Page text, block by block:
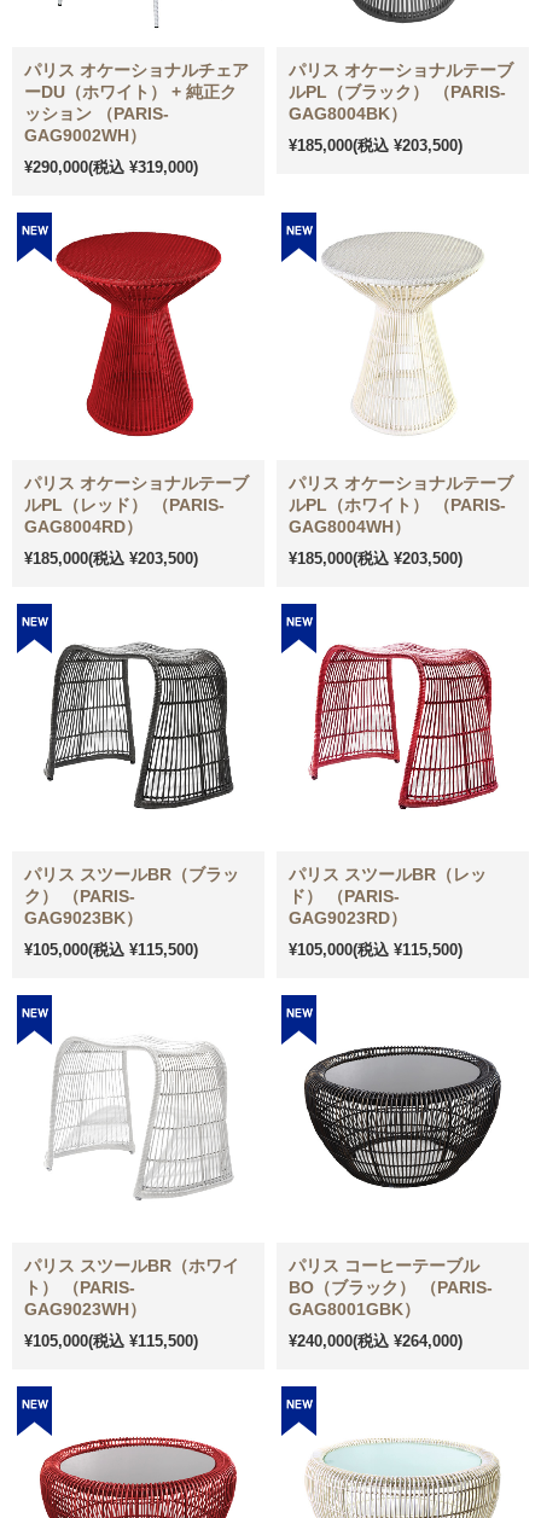
パリス オケーショナルチェア
ーDU（ホワイト） + 純正ク
ッション （PARIS-
GAG9002WH）
¥290,000(税込 ¥319,000)
パリス オケーショナルテーブ
ルPL（ブラック） （PARIS-
GAG8004BK）
¥185,000(税込 ¥203,500)
パリス オケーショナルテーブ
ルPL（レッド） （PARIS-
GAG8004RD）
¥185,000(税込 ¥203,500)
パリス オケーショナルテーブ
ルPL（ホワイト） （PARIS-
GAG8004WH）
¥185,000(税込 ¥203,500)
パリス スツールBR（ブラッ
ク） （PARIS-
GAG9023BK）
¥105,000(税込 ¥115,500)
パリス スツールBR（レッ
ド） （PARIS-
GAG9023RD）
¥105,000(税込 ¥115,500)
パリス スツールBR（ホワイ
ト） （PARIS-
GAG9023WH）
¥105,000(税込 ¥115,500)
パリス コーヒーテーブル
BO（ブラック） （PARIS-
GAG8001GBK）
¥240,000(税込 ¥264,000)